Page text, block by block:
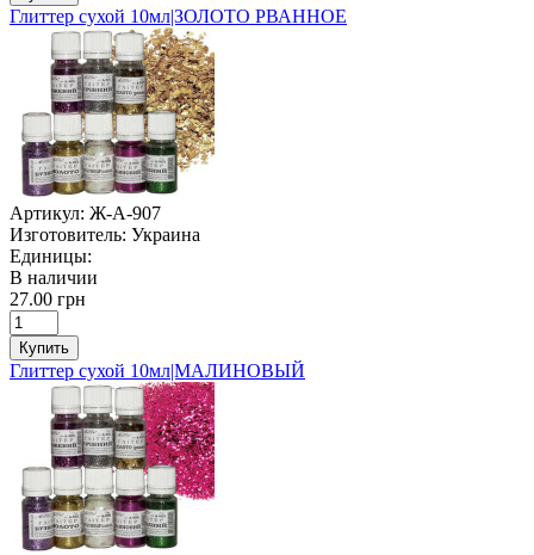
Глиттер сухой 10мл|ЗОЛОТО РВАННОЕ
Артикул: Ж-А-907
Изготовитель: Украина
Единицы:
В наличии
27.00 грн
Купить
Глиттер сухой 10мл|МАЛИНОВЫЙ